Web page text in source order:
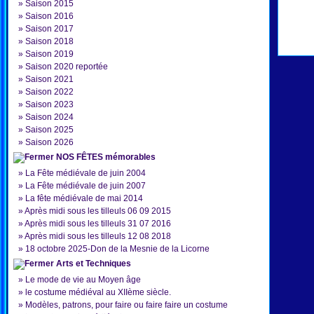
» Saison 2015
» Saison 2016
» Saison 2017
» Saison 2018
» Saison 2019
» Saison 2020 reportée
» Saison 2021
» Saison 2022
» Saison 2023
» Saison 2024
» Saison 2025
» Saison 2026
NOS FÊTES mémorables
» La Fête médiévale de juin 2004
» La Fête médiévale de juin 2007
» La fête médiévale de mai 2014
»Après midi sous les tilleuls 06 09 2015
»Après midi sous les tilleuls 31 07 2016
»Après midi sous les tilleuls 12 08 2018
» 18 octobre 2025-Don de la Mesnie de la Licorne
Arts et Techniques
» Le mode de vie au Moyen âge
» le costume médiéval au XIIème siècle.
» Modèles, patrons, pour faire ou faire faire un costume